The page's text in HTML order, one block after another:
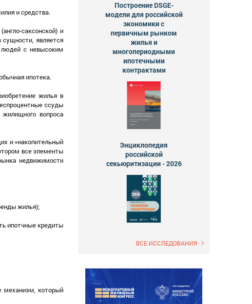
и средства.
саксонской) и
сущности, является
людей с невысоким
ипотека.
жилья в
ссуды
вопроса
и «накопительный
все элементы
недвижимости
жилья);
ипотчные кредиты
механизм, который
Построение DSGE-
модели для российской
экономики с
первичным рынком
жилья и
многопериодными
ипотечными
контрактами
Энциклопедия
российской
секьюритизации - 2026
ВСЕ ИССЛЕДОВАНИЯ